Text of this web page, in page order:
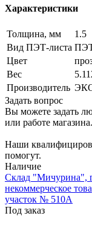
Характеристики
Толщина, мм
1.5
Вид ПЭТ-листа
Цвет
Вес
Производитель
Задать вопрос
Вы можете задать
или работе магазина.
Наши
помогут.
Наличие
Склад "Мичурина",
некоммерческое
участок № 510А
Под заказ